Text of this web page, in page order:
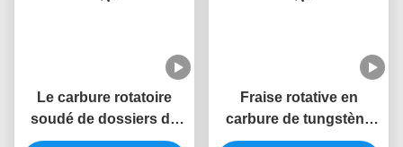
Le carbure rotatoire
soudé de dossiers de
double coupe ébarbe
Fraise rotative en
carbure de tungstène
de 150 mm de long pour